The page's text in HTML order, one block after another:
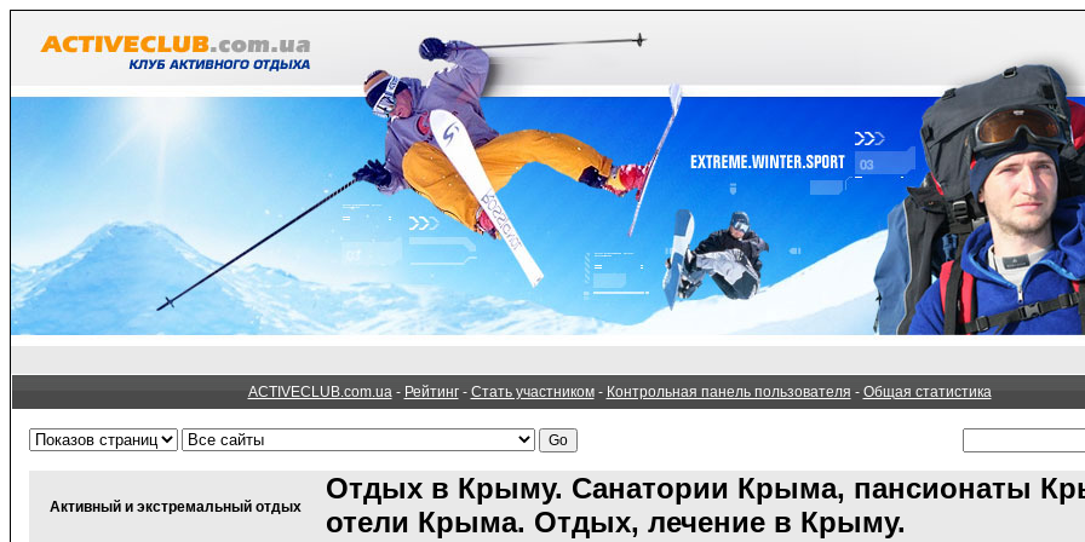
ACTIVECLUB.com.ua- Рейтинг- Стать участником- Контрольная панель пользователя - Общая статистика
Активный и экстремальный отдых
Отдых в Крыму. Санатории Крыма, пансионаты
отели Крыма. Отдых, лечение в Крыму.